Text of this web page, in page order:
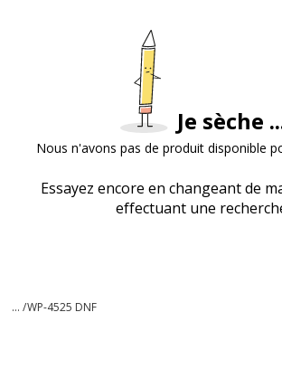
Je sèche
Nous n'avons pas de produit disponible
Essayez encore en changeant de
effectuant une
... /WP-4525 DNF